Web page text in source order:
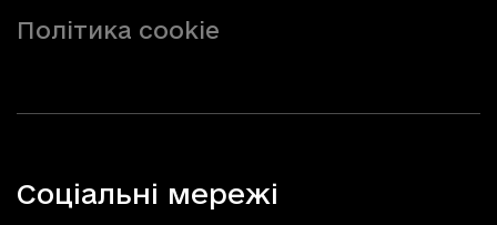
Політика cookie
Соціальні мережі